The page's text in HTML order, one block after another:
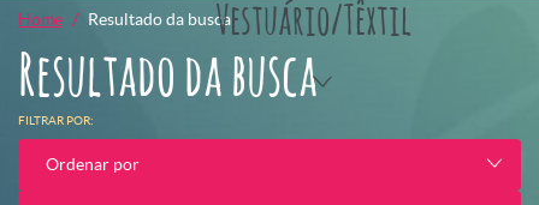
Vestuário/Têxtil
Home Resultado da busca
Resultado da busca
FILTRAR POR:
Ordenar por